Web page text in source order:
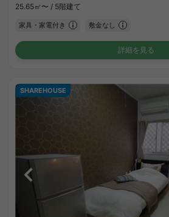
25.65㎡〜 / 5階建て
家具・家電付き 敷金なし
詳細を見る
SHAREHOUSE